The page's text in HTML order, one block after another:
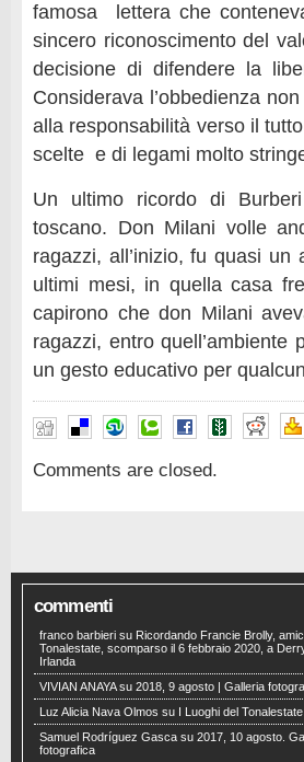
famosa lettera che
sincero riconoscimento del
decisione di difendere la
Considerava l’obbedienza
alla responsabilità verso il
scelte e di legami molto
Un ultimo ricordo di
toscano. Don Milani volle
ragazzi, all’inizio, fu quasi
ultimi mesi, in quella casa
capirono che don Milani
ragazzi, entro
un gesto educativo per
Comments are closed.
commenti
franco barbieri su Ricordando Francie Brolly,
Tonalestate, scomparso il 6 febbraio 2020, a
Irlanda
VIVIAN ANAYAsu 2018, 9 agosto | Galleria
Luz Alicia Nava Olmos su
I Luoghi del Tonalestate
Samuel Rodríguez Gasca su 2017, 10 agosto.
fotografica